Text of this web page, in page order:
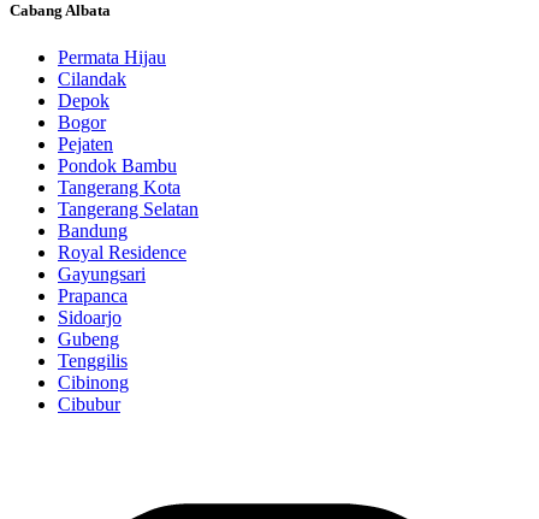
Cabang Albata
Permata Hijau
Cilandak
Depok
Bogor
Pejaten
Pondok Bambu
Tangerang Kota
Tangerang Selatan
Bandung
Royal Residence
Gayungsari
Prapanca
Sidoarjo
Gubeng
Tenggilis
Cibinong
Cibubur